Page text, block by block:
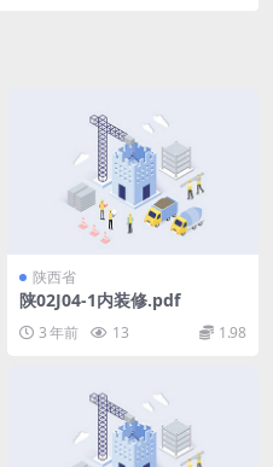
陕西省
陕02J04-1内装修.pdf
3 年前 13 1.98